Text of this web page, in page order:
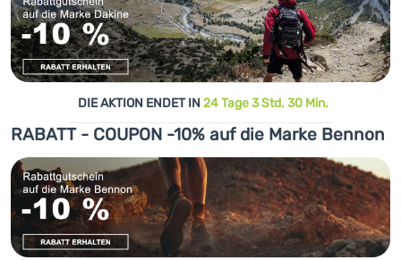
DIE AKTION ENDET IN 24 Tage 3 Std. 30 Min.
RABATT - COUPON -10% auf die Marke Bennon